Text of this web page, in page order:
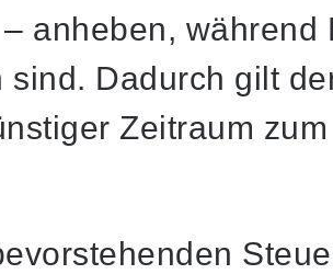
anheben, während
Dadurch gilt
Zeitraum zum